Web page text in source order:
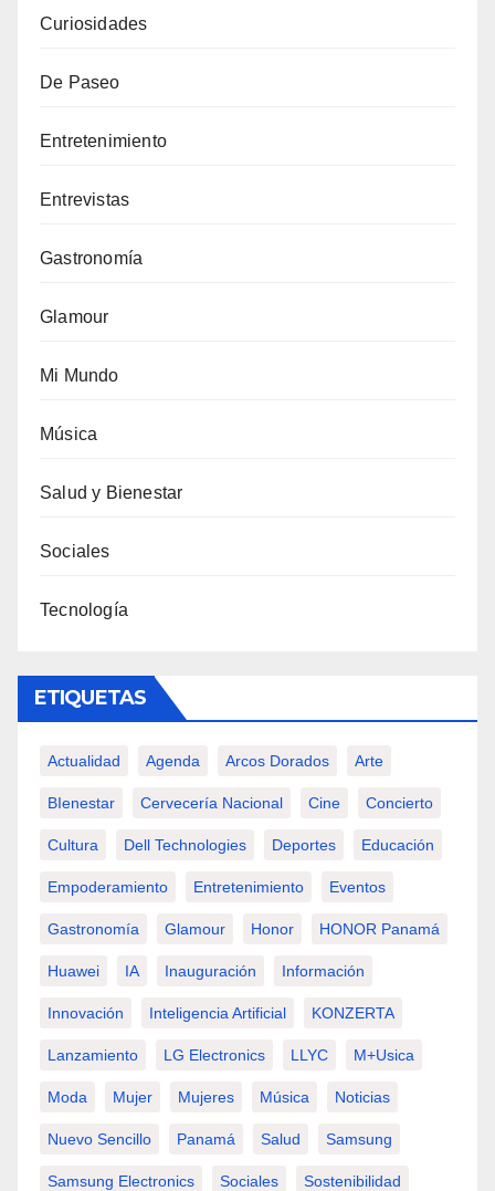
Curiosidades
De Paseo
Entretenimiento
Entrevistas
Gastronomía
Glamour
Mi Mundo
Música
Salud y Bienestar
Sociales
Tecnología
ETIQUETAS
Actualidad Agenda Arcos Dorados Arte
BIenestar Cervecería Nacional Cine Concierto
Cultura Dell Technologies Deportes Educación
Empoderamiento Entretenimiento Eventos
Gastronomía Glamour Honor HONOR Panamá
Huawei IA Inauguración Información
Innovación Inteligencia Artificial KONZERTA
Lanzamiento LG Electronics LLYC M+usica
Moda Mujer Mujeres Música Noticias
Nuevo Sencillo Panamá Salud Samsung
Samsung Electronics Sociales Sostenibilidad